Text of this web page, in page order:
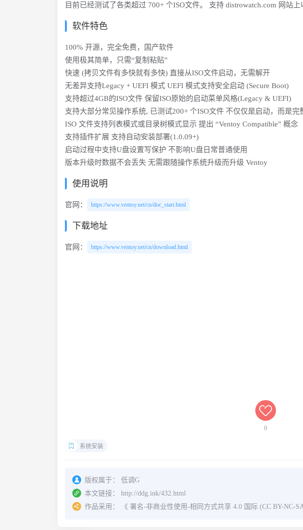
目前已经测试了各类超过 700+ 个ISO文件。 支持 distrowatch.com 网站上
软件特色
100% 开源，完全免费，国产软件
使用极其简单，只需“复制粘贴”
快速 (拷贝文件有多快就有多快) 直接从ISO文件启动，无需解开
无差异支持Legacy + UEFI 模式 UEFI 模式支持安全启动 (Secure Boot)
支持超过4GB的ISO文件 保留ISO原始的启动菜单风格(Legacy & UEFI)
支持大部分常见操作系统, 已测试200+ 个ISO文件 不仅仅是启动，而是完
ISO 文件支持列表模式或目录树模式显示 提出 “Ventoy Compatible” 概念
支持插件扩展 支持自动安装部署(1.0.09+)
启动过程中支持U盘设置写保护 不影响U盘日常普通使用
版本升级时数据不会丢失 无需跟随操作系统升级而升级 Ventoy
使用说明
官网： https://www.ventoy.net/cn/doc_start.html
下载地址
官网： https://www.ventoy.net/cn/download.html
0
系统安装
版权属于：
低调G
本文链接：
http://ddg.ink/432.html
作品采用：
《 署名-非商业性使用-相同方式共享 4.0 国际 (CC BY-NC-